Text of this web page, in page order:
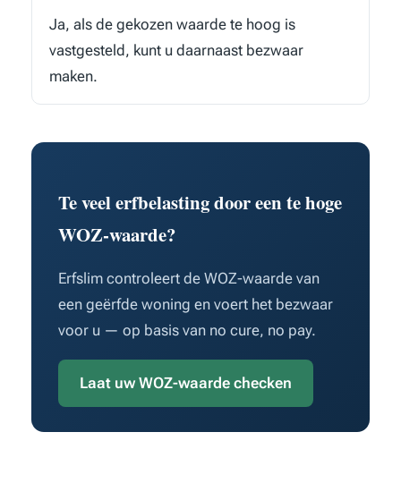
Ja, als de gekozen waarde te hoog is
vastgesteld, kunt u daarnaast bezwaar
maken.
Te veel erfbelasting door een te hoge
WOZ-waarde?
Erfslim controleert de WOZ-waarde van
een geërfde woning en voert het bezwaar
voor u — op basis van no cure, no pay.
Laat uw WOZ-waarde checken